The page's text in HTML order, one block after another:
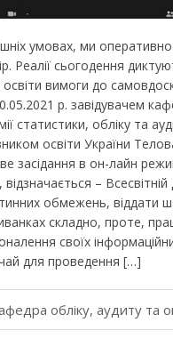
умовах, ми
Реалії сьогодення
вимоги до
р. завідувачем
статистики, обліку та
освіти України
засідання в он-лайн
відзначається –
обмежень, віддати
складно, проте,
своїх
для проведення […]
обліку, аудиту та